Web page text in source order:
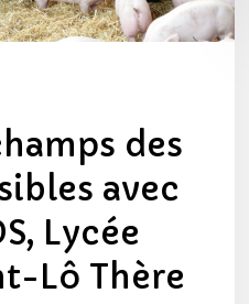
des
avec
Lycée
Lô Thère